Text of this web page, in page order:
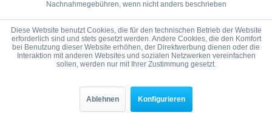
Nachnahmegebühren, wenn nicht anders beschrieben
Cookie settings Kontakt Versand und Zahlungsbedingungen
Widerrufsrecht Datenschutz
Sicherheitshinweise / Hinweise zur Batterieentsorgung
Copyright © - Alle Rechte vorbehalten
Diese Website benutzt Cookies, die für den technischen Betrieb der Website
erforderlich sind und stets gesetzt werden. Andere Cookies, die den Komfort
bei Benutzung dieser Website erhöhen, der Direktwerbung dienen oder die
Interaktion mit anderen Websites und sozialen Netzwerken vereinfachen
sollen, werden nur mit Ihrer Zustimmung gesetzt.
Ablehnen Konfigurieren